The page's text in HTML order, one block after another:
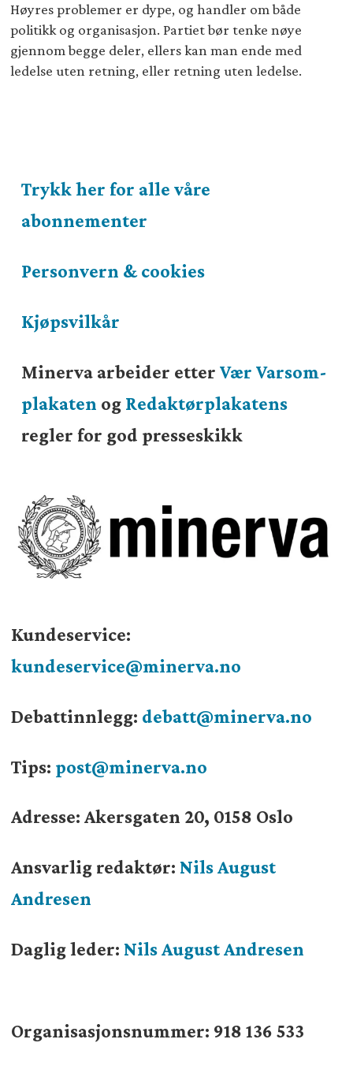
Høyres problemer er dype, og handler om både
politikk og organisasjon. Partiet bør tenke nøye
gjennom begge deler, ellers kan man ende med
ledelse uten retning, eller retning uten ledelse.
Trykk her for alle våre
abonnementer
Personvern & cookies
Kjøpsvilkår
Minerva arbeider etterVær Varsom-
plakaten og Redaktørplakatens
regler for god presseskikk
Kundeservice:
kundeservice@minerva.no
Debattinnlegg: debatt@minerva.no
Tips: post@minerva.no
Adresse: Akersgaten 20, 0158 Oslo
Ansvarlig redaktør: Nils August
Andresen
Daglig leder: Nils August Andresen
Organisasjonsnummer: 918 136 533